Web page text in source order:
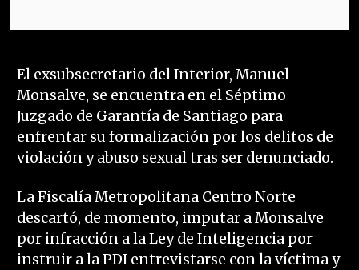
El exsubsecretario del Interior, Manuel
Monsalve, se encuentra en el Séptimo
Juzgado de Garantía de Santiago para
enfrentar su formalización por los delitos de
violación y abuso sexual tras ser denunciado.
La Fiscalía Metropolitana Centro Norte
descartó, de momento, imputar a Monsalve
por infracción a la Ley de Inteligencia por
instruir a la PDI entrevistarse con la víctima y